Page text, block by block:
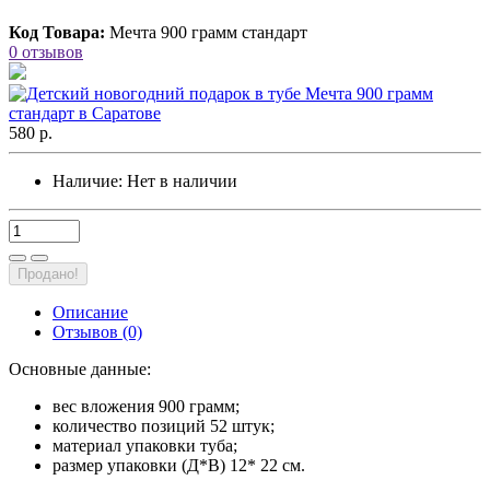
Код Товара: Мечта 900 грамм стандарт
0 отзывов
580 р.
Наличие: Нет в наличии
Продано!
Описание
Отзывов (0)
Основные данные:
вес вложения 900 грамм;
количество позиций 52 штук;
материал упаковки туба;
размер упаковки (Д*В) 12* 22 см.